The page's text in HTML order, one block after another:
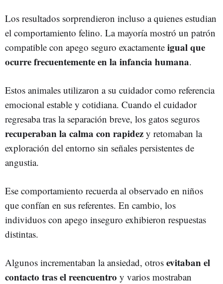
Los resultados sorprendieron incluso a quienes estudian
el comportamiento felino. La mayoría mostró un patrón
compatible con apego seguro exactamente igual que
ocurre frecuentemente en la infancia humana.
Estos animales utilizaron a su cuidador como referencia
emocional estable y cotidiana. Cuando el cuidador
regresaba tras la separación breve, los gatos seguros
recuperaban la calma con rapidez y retomaban la
exploración del entorno sin señales persistentes de
angustia.
Ese comportamiento recuerda al observado en niños
que confían en sus referentes. En cambio, los
individuos con apego inseguro exhibieron respuestas
distintas.
Algunos incrementaban la ansiedad, otros evitaban el
contacto tras el reencuentro y varios mostraban